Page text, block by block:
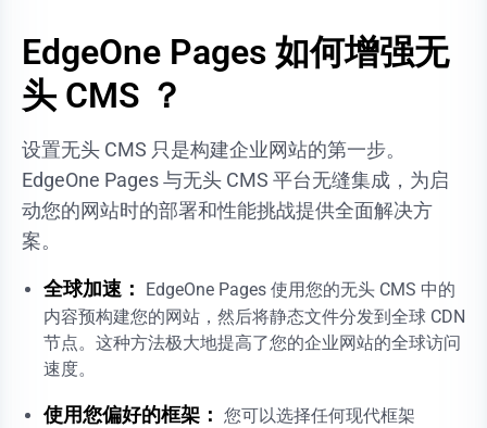
EdgeOne Pages 如何增强无
头 CMS ？
设置无头 CMS 只是构建企业网站的第一步。
EdgeOne Pages 与无头 CMS 平台无缝集成，为启
动您的网站时的部署和性能挑战提供全面解决方
案。
全球加速：
EdgeOne Pages 使用您的无头 CMS 中的
内容预构建您的网站，然后将静态文件分发到全球 CDN
节点。这种方法极大地提高了您的企业网站的全球访问
速度。
使用您偏好的框架： 您可以选择任何现代框架